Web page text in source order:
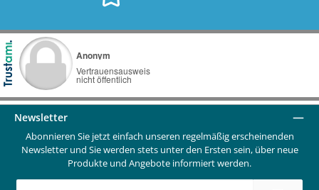
Newsletter
Abonnieren Sie jetzt einfach unseren regelmäßig erscheinenden
Newsletter und Sie werden stets unter den Ersten sein, über neue
Produkte und Angebote informiert werden.